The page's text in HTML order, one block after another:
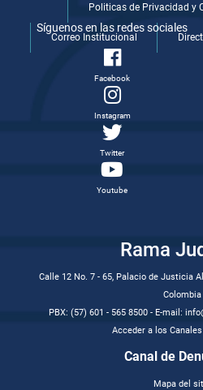
Politicas de Privacidad y
Correo Institucional
Síguenos en las redes sociales
Facebook
Instagram
Twitter
Youtube
Rama
Calle 12 No. 7 - 65, Palacio de Justicia
Colombia
PBX: (57) 601 - 565 8500 - E-mail:
Acceder a los
Canal de
Mapa del